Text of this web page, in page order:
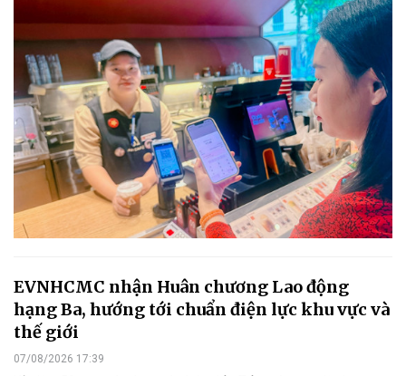
EVNHCMC nhận Huân chương Lao động
hạng Ba, hướng tới chuẩn điện lực khu vực và
thế giới
07/08/2026 17:39